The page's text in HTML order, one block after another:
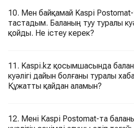
10. Мен байқамай Kaspi
тастадым. Баланың туу туралы
қойды. Не істеу керек?
11. Kaspi.kz қосымшасында
куәлігі дайын болғаны туралы
Құжатты қайдан аламын?
12. Мені Kaspi Postomat-та